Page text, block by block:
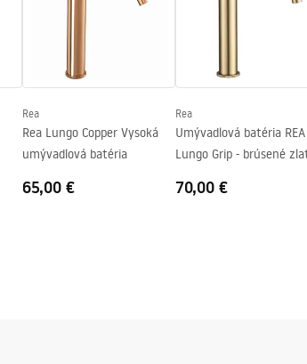
Rea
Rea Lungo Copper Vysoká
umývadlová batéria
65,00 €
Rea
Umývadlová batéria REA
Lungo Grip - brúsené
70,00 €